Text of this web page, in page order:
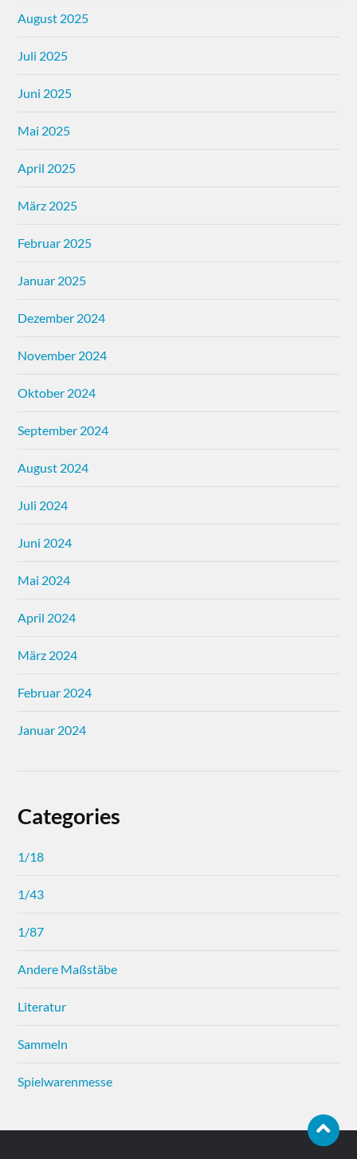
August 2025
Juli 2025
Juni 2025
Mai 2025
April 2025
März 2025
Februar 2025
Januar 2025
Dezember 2024
November 2024
Oktober 2024
September 2024
August 2024
Juli 2024
Juni 2024
Mai 2024
April 2024
März 2024
Februar 2024
Januar 2024
Categories
1/18
1/43
1/87
Andere Maßstäbe
Literatur
Sammeln
Spielwarenmesse